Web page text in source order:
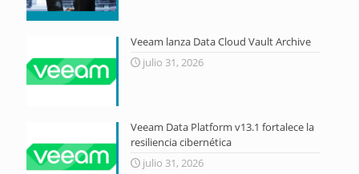
Veeam lanza Data Cloud Vault Archive
julio 31, 2026
Veeam Data Platform v13.1 fortalece la
resiliencia cibernética
julio 31, 2026